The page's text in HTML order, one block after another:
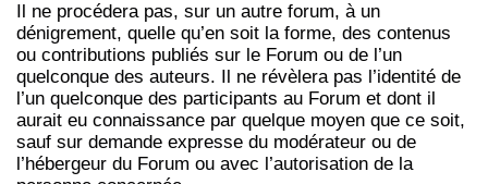
Il ne procédera pas, sur un autre forum, à un
dénigrement, quelle qu’en soit la forme, des contenus
ou contributions publiés sur le Forum ou de l’un
quelconque des auteurs. Il ne révèlera pas l’identité de
l’un quelconque des participants au Forum et dont il
aurait eu connaissance par quelque moyen que ce soit,
sauf sur demande expresse du modérateur ou de
l’hébergeur du Forum ou avec l’autorisation de la